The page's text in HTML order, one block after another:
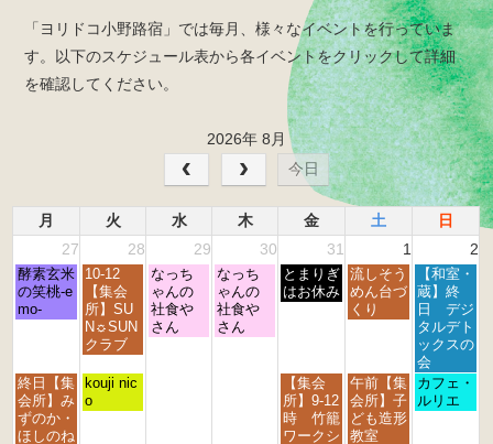
「ヨリドコ小野路宿」では毎月、様々なイベントを行っていま
す。以下のスケジュール表から各イベントをクリックして詳細
を確認してください。
2026年 8月
今日
月 火 水 木 金 土
日
27
28 29 30 31 1 2
月
曜
日,
7
t
h
2
酵素玄米
の笑桃-e
mo-
火
曜
日,
7
月
8
t
h
10-12
【集会
所】SU
N☼SUN
クラブ
水
曜
日,
7
なっち
ゃんの
社食や
さん
木
曜
日,
7
なっち
ゃんの
社食や
さん
金
曜
1
s
t
2
とまりぎ
はお休み
土
曜
日,
s
t
2
0
流しそう
めん台づ
くり
日
曜
日,
8
月
2
n
d
2
【和室・
蔵】終
日 デジ
タルデト
ックスの
会
月
曜
日,
7
終日【集
会所】み
ずのか・
ほしのね
火
曜
kouji nic
o
金
曜
日,
7
【集会
所】9-12
時 竹籠
ワークシ
土
曜
日,
8
午前【集
会所】子
ども造形
教室
日
曜
カフェ・
ルリエ